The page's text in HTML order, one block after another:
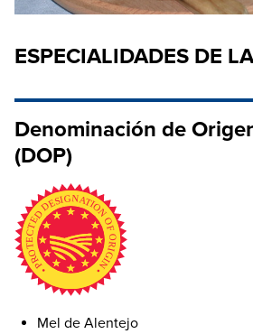
ESPECIALIDADES DE
Denominación de
(DOP)
Mel de Alentejo